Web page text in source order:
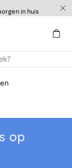
in huis
op